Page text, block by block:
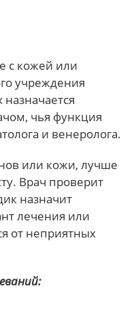
с кожей или
учреждения
чья функция
и венеролога.
или кожи, лучше
Врач проверит
назначит
лечения или
от неприятных